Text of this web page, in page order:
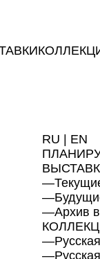
RU
EN
—
—
—Архив
—
—